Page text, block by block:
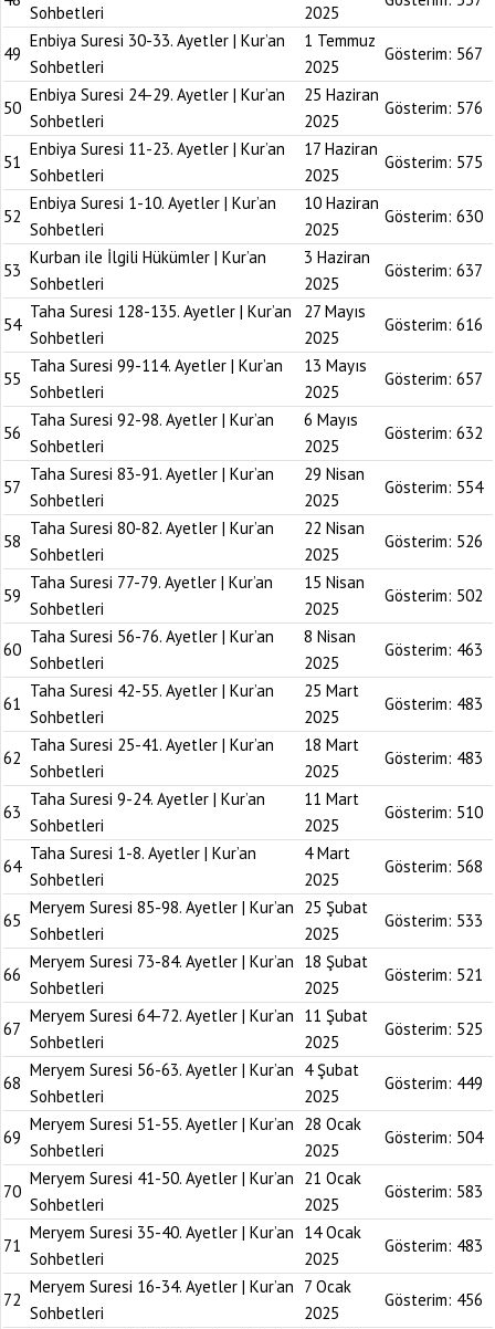
Sohbetleri 2025
49
Enbiya Suresi 30-33. Ayetler | Kur’an
Sohbetleri
1 Temmuz
2025
Gösterim: 567
50
Enbiya Suresi 24-29. Ayetler | Kur’an
Sohbetleri
25 Haziran
2025
Gösterim: 576
51
Enbiya Suresi 11-23. Ayetler | Kur’an
Sohbetleri
17 Haziran
2025
Gösterim: 575
52
Enbiya Suresi 1-10. Ayetler | Kur’an
Sohbetleri
10 Haziran
2025
Gösterim: 630
53
Kurban ile İlgili Hükümler | Kur’an
Sohbetleri
3 Haziran
2025
Gösterim: 637
54
Taha Suresi 128-135. Ayetler | Kur’an
Sohbetleri
27 Mayıs
2025
Gösterim: 616
55
Taha Suresi 99-114. Ayetler | Kur’an
Sohbetleri
13 Mayıs
2025
Gösterim: 657
56
Taha Suresi 92-98. Ayetler | Kur’an
Sohbetleri
6 Mayıs
2025
Gösterim: 632
57
Taha Suresi 83-91. Ayetler | Kur’an
Sohbetleri
29 Nisan
2025
Gösterim: 554
58
Taha Suresi 80-82. Ayetler | Kur’an
Sohbetleri
22 Nisan
2025
Gösterim: 526
59
Taha Suresi 77-79. Ayetler | Kur’an
Sohbetleri
15 Nisan
2025
Gösterim: 502
60
Taha Suresi 56-76. Ayetler | Kur’an
Sohbetleri
8 Nisan
2025
Gösterim: 463
61
Taha Suresi 42-55. Ayetler | Kur’an
Sohbetleri
25 Mart
2025
Gösterim: 483
62
Taha Suresi 25-41. Ayetler | Kur’an
Sohbetleri
18 Mart
2025
Gösterim: 483
63
Taha Suresi 9-24. Ayetler | Kur’an
Sohbetleri
11 Mart
2025
Gösterim: 510
64
Taha Suresi 1-8. Ayetler | Kur’an
Sohbetleri
4 Mart
2025
Gösterim: 568
65
Meryem Suresi 85-98. Ayetler | Kur’an
Sohbetleri
25 Şubat
2025
Gösterim: 533
66
Meryem Suresi 73-84. Ayetler | Kur’an
Sohbetleri
18 Şubat
2025
Gösterim: 521
67
Meryem Suresi 64-72. Ayetler | Kur’an
Sohbetleri
11 Şubat
2025
Gösterim: 525
68
Meryem Suresi 56-63. Ayetler | Kur’an
Sohbetleri
4 Şubat
2025
Gösterim: 449
69
Meryem Suresi 51-55. Ayetler | Kur’an
Sohbetleri
28 Ocak
2025
Gösterim: 504
70
Meryem Suresi 41-50. Ayetler | Kur’an
Sohbetleri
21 Ocak
2025
Gösterim: 583
71
Meryem Suresi 35-40. Ayetler | Kur’an
Sohbetleri
14 Ocak
2025
Gösterim: 483
72
Meryem Suresi 16-34. Ayetler | Kur’an
Sohbetleri
7 Ocak
2025
Gösterim: 456